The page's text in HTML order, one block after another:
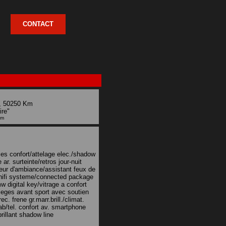
CONTACT
50250 Km
confort/attelage elec./shadow
surteinte/retros jour-nuit
d'ambiance/assistant feux de
systeme/connected package
digital key/vitrage a confort
avant sport avec soutien
frene gr.marr.brill./climat.
tel. confort av. smartphone
shadow line